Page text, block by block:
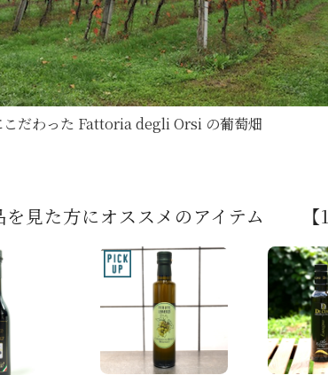
こだわった Fattoria degli Orsi の葡萄畑
を見た方にオススメのアイテム 【